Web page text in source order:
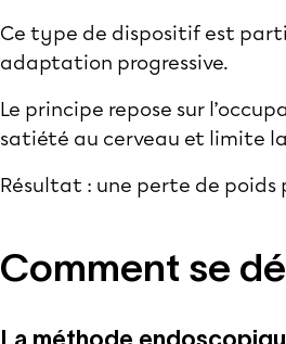
Ce type de dispositif est
adaptation progressive.
Le principe repose sur
satiété au cerveau et limite
Résultat : une perte de poids
Comment se
La méthode